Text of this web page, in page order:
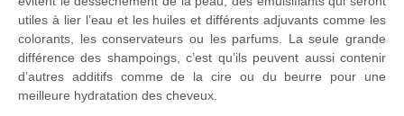
utiles à lier l’eau et les huiles et différents adjuvants comme les
colorants, les conservateurs ou les parfums. La seule grande
différence des shampoings, c’est qu’ils peuvent aussi contenir
d’autres additifs comme de la cire ou du beurre pour une
meilleure hydratation des cheveux.